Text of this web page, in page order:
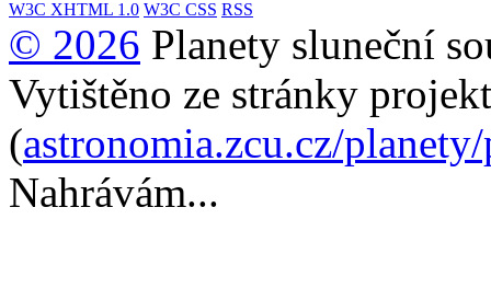
W3C XHTML 1.0 W3C CSS RSS
© 2026 Planety sluneční
Vytištěno ze stránky
(astronomia.zcu.cz/
Nahrávám...